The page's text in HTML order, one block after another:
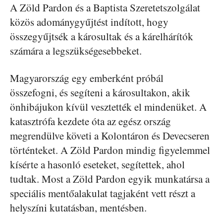
A Zöld Pardon és a Baptista Szeretetszolgálat
közös adománygyűjtést indított, hogy
összegyűjtsék a károsultak és a kárelhárítók
számára a legszükségesebbeket.
Magyarország egy emberként próbál
összefogni, és segíteni a károsultakon, akik
önhibájukon kívül vesztették el mindenüket. A
katasztrófa kezdete óta az egész ország
megrendülve követi a Kolontáron és Devecseren
történteket. A Zöld Pardon mindig figyelemmel
kísérte a hasonló eseteket, segítettek, ahol
tudtak. Most a Zöld Pardon egyik munkatársa a
speciális mentőalakulat tagjaként vett részt a
helyszíni kutatásban, mentésben.